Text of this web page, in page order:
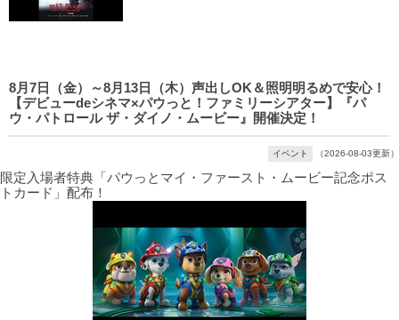
8月7日（金）～8月13日（木）声出しOK＆照明明るめで安心！
【デビューdeシネマ×パウっと！ファミリーシアター】『パ
ウ・パトロール ザ・ダイノ・ムービー』開催決定！
イベント （2026-08-03更新）
限定入場者特典「パウっとマイ・ファースト・ムービー記念ポス
トカード」配布！